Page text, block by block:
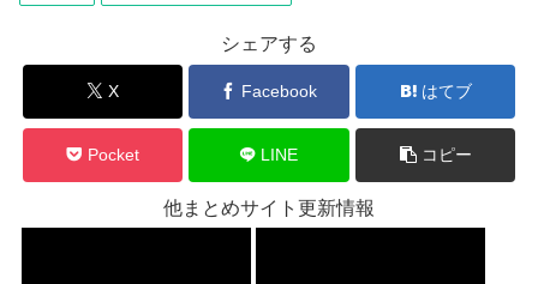
シェアする
X Facebook はてブ
Pocket LINE コピー
他まとめサイト更新情報